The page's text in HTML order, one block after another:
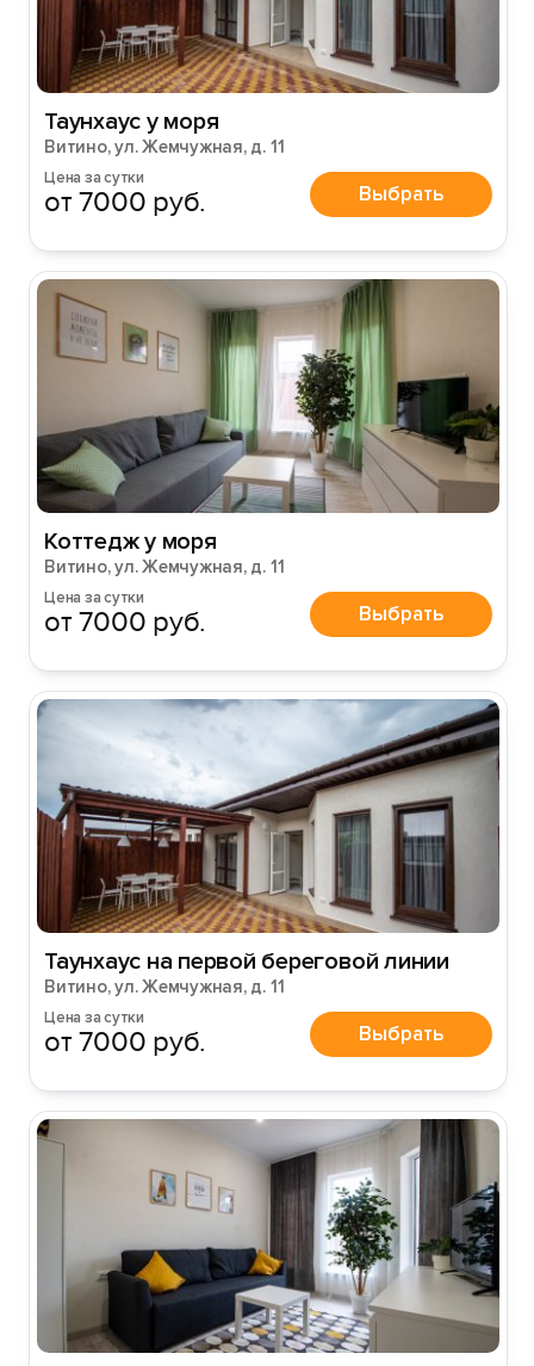
Таунхаус у моря
Витино, ул. Жемчужная, д. 11
Цена за сутки
от 7000 руб. Выбрать
Коттедж у моря
Витино, ул. Жемчужная, д. 11
Цена за сутки
от 7000 руб. Выбрать
Таунхаус на первой береговой линии
Витино, ул. Жемчужная, д. 11
Цена за сутки
от 7000 руб. Выбрать